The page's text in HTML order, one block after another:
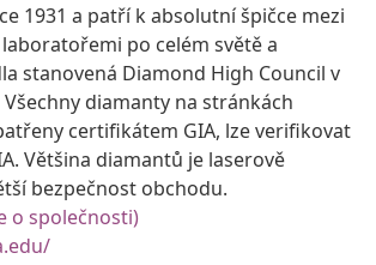
1931 a patří k absolutní špičce mezi
po celém světě a
stanovená Diamond High Council v
diamanty na stránkách
certifikátem GIA, lze verifikovat
Většina diamantů je laserově
bezpečnost obchodu.
o společnosti)